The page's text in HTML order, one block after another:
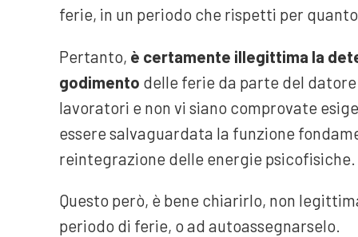
ferie, in un periodo che rispetti per
Pertanto, è certamente illegittima la
godimento delle ferie da parte del
lavoratori e non vi siano comprovate
essere salvaguardata la funzione
reintegrazione delle energie psicofisiche.
Questo però, è bene chiarirlo, non
periodo di ferie, o ad autoassegnarselo.